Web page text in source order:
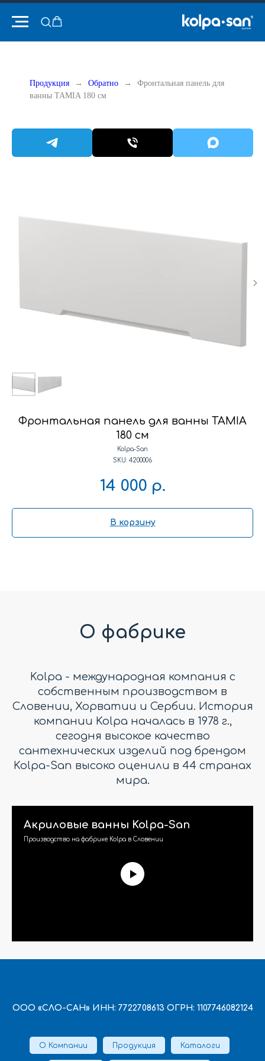
Продукция Обратно
Фронтальная панель для
ванны TAMIA 180 см
Фронтальная панель для ванны TAMIA
180 см
Kolpa-San
SKU: 4200006
14 000 р.
В корзину
О фабрике
Kolpa - международная компания с
собственным производством в
Словении, Хорватии и Сербии. История
компании Kolpa началась в 1978 г.,
сегодня высокое качество
сантехнических изделий под брендом
Kolpa-San высоко оценили в 44 странах
мира.
Акриловые ванны Kolpa-San
Производство на фабрике Kolpa в Словении
ООО «СЛО-САН» ИНН: 7722708613 ОГРН: 1107746082124
О Компании Продукция Каталоги